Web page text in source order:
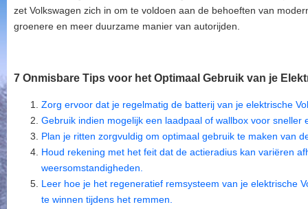
zet Volkswagen zich in om te voldoen aan de behoeften van
groenere en meer duurzame manier van autorijden.
7 Onmisbare Tips voor het Optimaal Gebruik van je
Zorg ervoor dat je regelmatig de batterij van je elektrische
Gebruik indien mogelijk een laadpaal of wallbox voor sneller
Plan je ritten zorgvuldig om optimaal gebruik te maken van
Houd rekening met het feit dat de actieradius kan variëren
weersomstandigheden.
Leer hoe je het regeneratief remsysteem van je elektrische
te winnen tijdens het remmen.